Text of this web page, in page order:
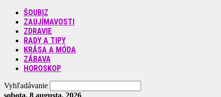
ŠOUBIZ
ZAUJÍMAVOSTI
ZDRAVIE
RADY A TIPY
KRÁSA A MÓDA
ZÁBAVA
HOROSKOP
Vyhľadávanie
sobota, 8 augusta, 2026